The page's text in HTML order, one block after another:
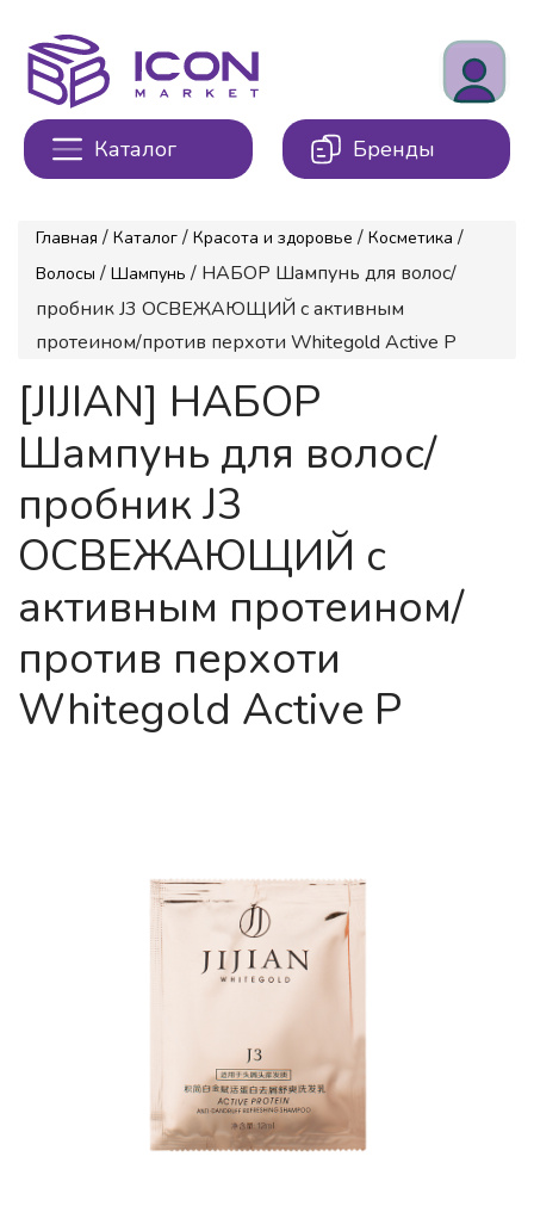
Каталог Бренды
Главная / Каталог / Красота и здоровье / Косметика /
Волосы / Шампунь / НАБОР Шампунь для волос/
пробник J3 ОСВЕЖАЮЩИЙ с активным
протеином/против перхоти Whitegold Active P
[JIJIAN] НАБОР
Шампунь для волос/
пробник J3
ОСВЕЖАЮЩИЙ с
активным протеином/
против перхоти
Whitegold Active P